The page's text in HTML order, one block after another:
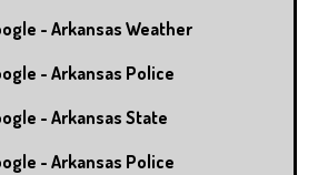
- Arkansas Weather
- Arkansas Police
- Arkansas State
- Arkansas Police